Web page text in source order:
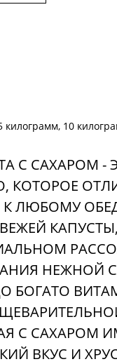
килограмм, 10
С САХАРОМ -
КОТОРОЕ
ЛЮБОМУ
НЕЖНОЙ
БОГАТО
С САХАРОМ
ВКУС И